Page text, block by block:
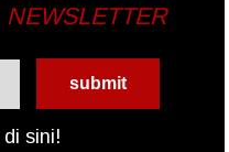
NEWSLETTER
di sini!